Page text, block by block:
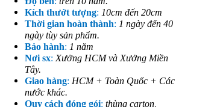
Kích thướt tượng: 10cm đến 20cm
Thời gian hoàn thành: 1 ngày đến 40
ngày tùy sản phẩm.
Bảo hành: 1 năm
Nơi sx: Xưởng HCM và Xưởng Miền
Tây.
Giao hàng: HCM + Toàn Quốc + Các
nước khác.
Quy cách đóng gói:thùng carton,